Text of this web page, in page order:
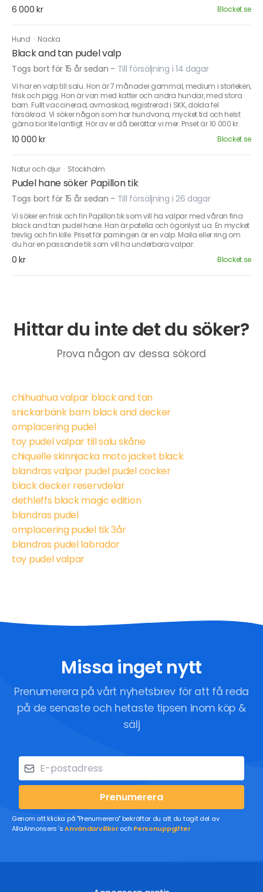
6 000 kr Blocket.se
Hund · Nacka
Black and tan pudel valp
Togs bort för 15 år sedan - Till försäljning i 14 dagar
Vi har en valp till salu. Hon är 7 månader gammal, medium i storleken,
frisk och pigg. Hon är van med katter och andra hundar, med stora
barn. Fullt vaccinerad, avmaskad, registrerad i SKK, dolda fel
försäkrad. Vi söker någon som har hundvana, mycket tid och helst
gärna bor lite lantligt. Hör av er då berättar vi mer. Priset är 10 000 kr.
10 000 kr Blocket.se
Natur och djur · Stockholm
Pudel hane söker Papillon tik
Togs bort för 15 år sedan - Till försäljning i 26 dagar
Vi söker en frisk och fin Papillon tik som vill ha valpar med våran fina
black and tan pudel hane. Han är patella och ögonlyst ua. En mycket
trevlig och fin kille. Priset för parningen är en valp. Maila eller ring om
du har en passande tik som vill ha underbara valpar.
0 kr Blocket.se
Hittar du inte det du söker?
Prova någon av dessa sökord
chihuahua valpar black and tan
snickarbänk barn black and decker
omplacering pudel
toy pudel valpar till salu skåne
chiquelle skinnjacka moto jacket black
blandras valpar pudel pudel cocker
black decker reservdelar
dethleffs black magic edition
blandras pudel
omplacering pudel tik 3år
blandras pudel labrador
toy pudel valpar
Missa inget nytt
Prenumerera på vårt nyhetsbrev för att få reda
på de senaste och hetaste tipsen inom köp &
sälj
Prenumerera
Genom att klicka på "Prenumerera" bekräftar du att du tagit del av
AllaAnnonsers´sAnvändarvillkoroch Personuppgifter